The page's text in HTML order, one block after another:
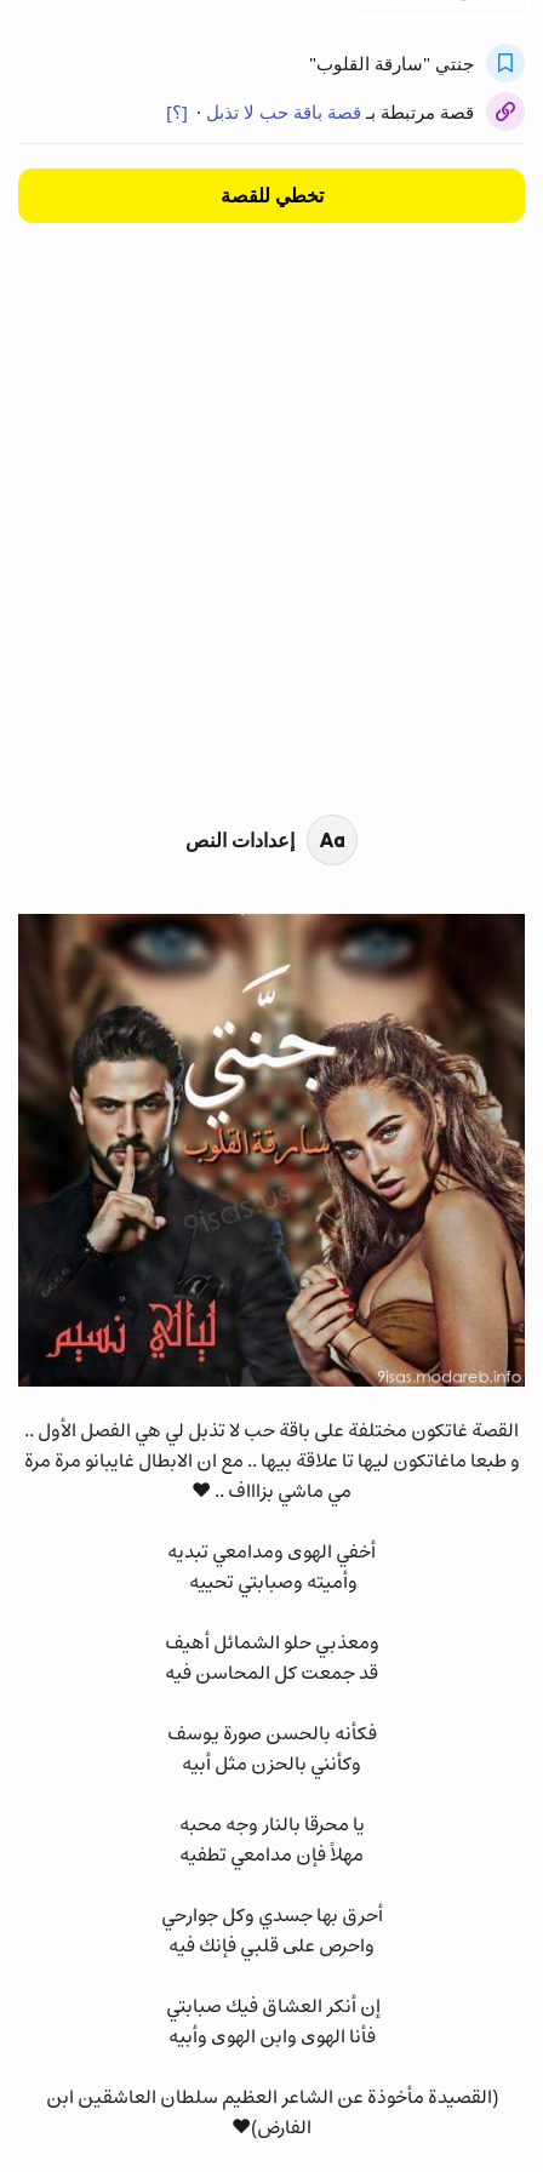
جنتي "سارقة القلوب"
قصة مرتبطة بـ قصة باقة حب لا تذبل · معنى قصة مرتبطة
[؟]
تخطي للقصة
القصة غاتكون مختلفة على باقة حب لا تذبل لي هي الفصل الأول ..
و طبعا ماغاتكون ليها تا علاقة بيها .. مع ان الابطال غايبانو مرة مرة
مي ماشي بزاااف .. ❤
ﺃﺧﻔﻲ ﺍﻟﻬﻮﻯ ﻭﻣﺪﺍﻣﻌﻲ ﺗﺒﺪﻳﻪ
ﻭﺃﻣﻴﺘﻪ ﻭﺻﺒﺎﺑﺘﻲ ﺗﺤﻴﻴﻪ
ﻭﻣﻌﺬﺑﻲ ﺣﻠﻮ ﺍﻟﺸﻤﺎﺋﻞ ﺃﻫﻴﻒ
ﻗﺪ ﺟﻤﻌﺖ ﻛﻞ ﺍﻟﻤﺤﺎﺳﻦ ﻓﻴﻪ
ﻓﻜﺄﻧﻪ ﺑﺎﻟﺤﺴﻦ ﺻﻮﺭﺓ ﻳﻮﺳﻒ
ﻭﻛﺄﻧﻨﻲ ﺑﺎﻟﺤﺰﻥ ﻣﺜﻞ ﺃﺑﻴﻪ
ﻳﺎ ﻣﺤﺮﻗﺎ ﺑﺎﻟﻨﺎﺭ ﻭﺟﻪ ﻣﺤﺒﻪ
ﻣﻬﻼً ﻓﺈﻥ ﻣﺪﺍﻣﻌﻲ ﺗﻄﻔﻴﻪ
ﺃﺣﺮﻕ ﺑﻬﺎ ﺟﺴﺪﻱ ﻭﻛﻞ ﺟﻮﺍﺭﺣﻲ
ﻭﺍﺣﺮﺹ ﻋﻠﻰ ﻗﻠﺒﻲ ﻓﺈﻧﻚ ﻓﻴﻪ
ﺇﻥ ﺃﻧﻜﺮ ﺍﻟﻌﺸﺎﻕ ﻓﻴﻚ ﺻﺒﺎﺑﺘﻲ
ﻓﺄﻧﺎ ﺍﻟﻬﻮﻯ ﻭﺍﺑﻦ ﺍﻟﻬﻮﻯ ﻭﺃبيه
(القصيدة مأخوذة عن الشاعر العظيم سلطان العاشقين ابن
الفارض)❤